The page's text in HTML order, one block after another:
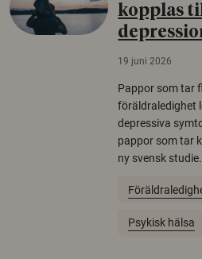
kopplas
19 juni 2026
Pappor som tar
föräldraledighet
depressiva
pappor som tar
ny svensk studie.
Psykisk hälsa